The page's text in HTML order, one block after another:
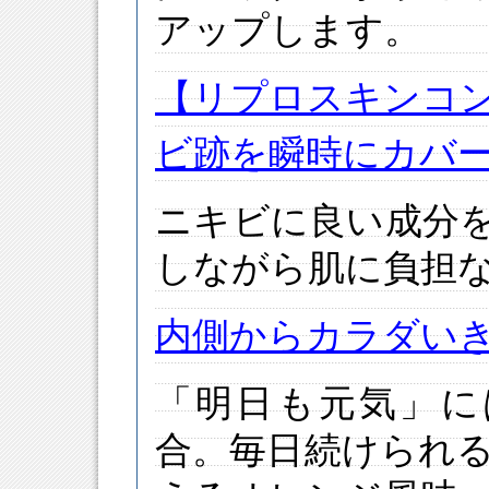
アップします。
【リプロスキンコ
ビ跡を瞬時にカバ
ニキビに良い成分
しながら肌に負担
内側からカラダい
「明日も元気」
合。毎日続けられ